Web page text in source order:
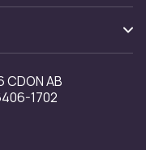
AB
1702